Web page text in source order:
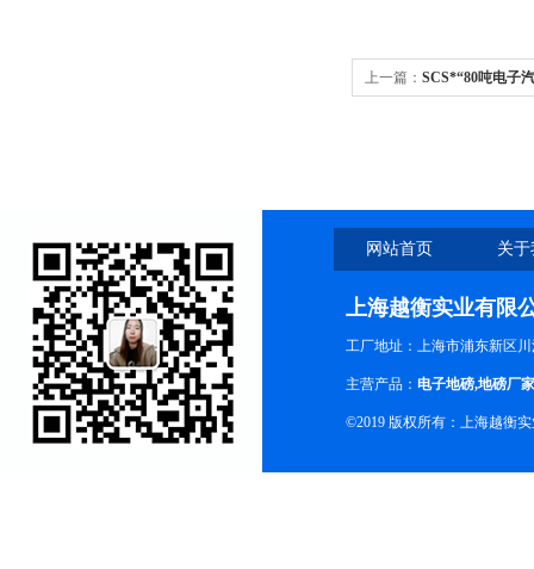
上一篇： SCS*“80吨电子
网站首页 关
上海越衡实业有限
工厂地址：上海市浦东新区川
主营产品： 电子地磅,地磅厂家
©2019 版权所有：上海越衡